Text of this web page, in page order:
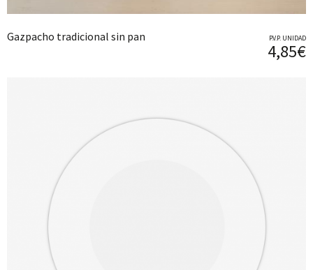
Gazpacho tradicional sin pan P.V.P. UNIDAD
4,85€